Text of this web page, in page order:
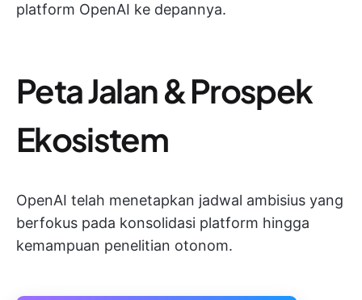
platform OpenAI ke depannya.
Peta Jalan & Prospek
Ekosistem
OpenAI telah menetapkan jadwal ambisius yang
berfokus pada konsolidasi platform hingga
kemampuan penelitian otonom.